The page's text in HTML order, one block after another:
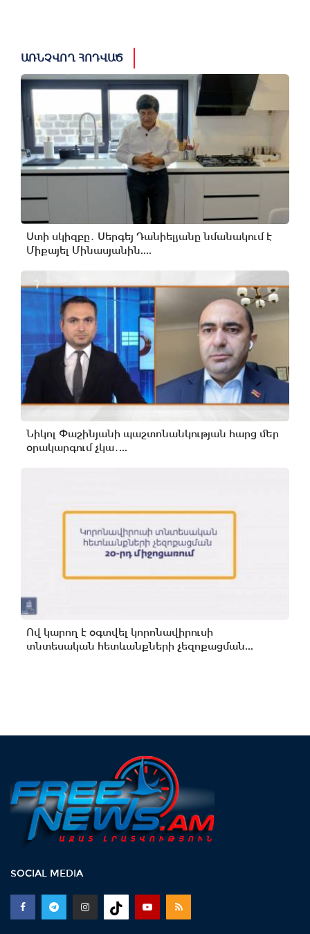
ԱՌՆՉՎՈՂ ՀՈԴՎԱԾ
Ստի սկիզբը․ Սերգեյ Դանիելյանը նմանակում է
Միքայել Մինասյանին....
Նիկոլ Փաշինյանի պաշտոնանկության հարց մեր
օրակարգում չկա․...
Ով կարող է օգտվել կորոնավիրուսի
տնտեսական հետևանքների չեզոքացման...
SOCIAL MEDIA